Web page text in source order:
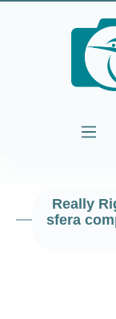
Passa al contenuto
Really
sfera